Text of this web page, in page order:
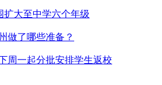
扩大至中学六个年级
做了哪些准备？
周一起分批安排学生返校